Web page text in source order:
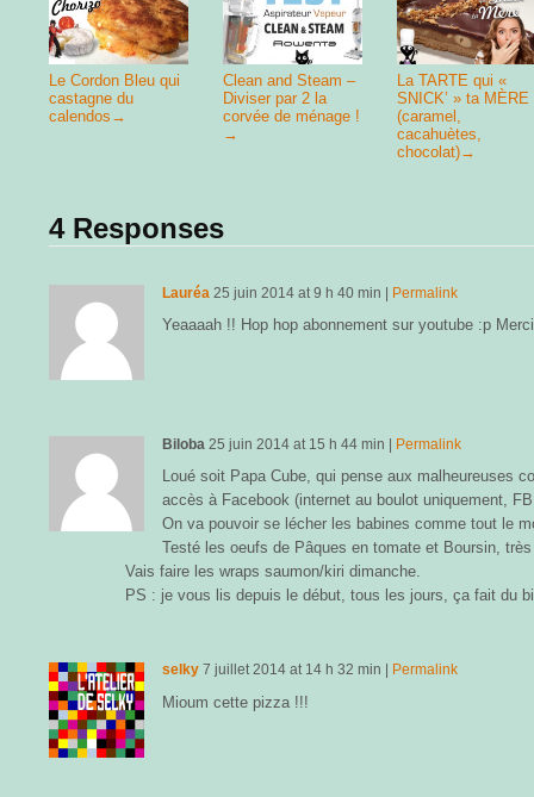
Le Cordon Bleu qui
castagne du
calendos →
Clean and Steam –
Diviser par 2 la
corvée de ménage !
→
La TARTE qui «
SNICK’ » ta MÈRE
(caramel,
cacahuètes,
chocolat)→
4 Responses
Lauréa 25 juin 2014 at9 h 40 min | Permalink
Yeaaaah !! Hop hop abonnement sur youtube :p Merci
Biloba 25 juin 2014 at 15 h 44 min | Permalink
Loué soit Papa Cube, qui pense aux malheureuses
accès à Facebook (internet au boulot uniquement,
On va pouvoir se lécher les babines comme tout le
Testé les oeufs de Pâques en tomate et Boursin,
Vais faire les wraps saumon/kiri dimanche.
PS : je vous lis depuis le début, tous les jours, ça fait du
selky 7 juillet 2014 at 14 h 32 min Permalink
Mioum cette pizza !!!